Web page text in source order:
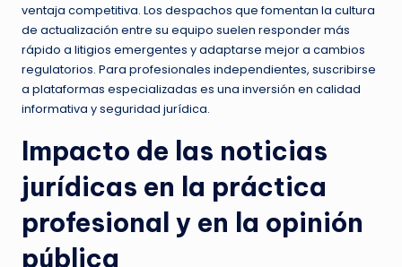
ventaja competitiva. Los despachos que fomentan la cultura
de actualización entre su equipo suelen responder más
rápido a litigios emergentes y adaptarse mejor a cambios
regulatorios. Para profesionales independientes, suscribirse
a plataformas especializadas es una inversión en calidad
informativa y seguridad jurídica.
Impacto de las noticias
jurídicas en la práctica
profesional y en la opinión
pública